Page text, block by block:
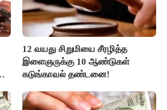
12 வயது சிறுமியை சீரழித்த
இளைஞருக்கு 10 ஆண்டுகள்
கடுங்காவல் தண்டனை!